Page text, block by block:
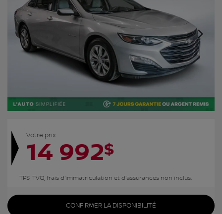
Votre prix
14 992$
TPS, TVQ, frais d'immatriculation et d'assurances non inclus.
CONFIRMER LA DISPONIBILITÉ